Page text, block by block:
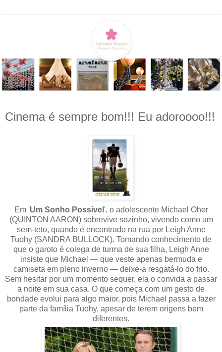
Cinema é sempre bom!!! Eu adoroooo!!!
Em 'Um Sonho Possível ', o adolescente Michael Oher
(QUINTON AARON) sobrevive sozinho, vivendo como um
sem-teto, quando é encontrado na rua por Leigh Anne
Tuohy (SANDRA BULLOCK). Tomando conhecimento de
que o garoto é colega de turma de sua filha, Leigh Anne
insiste que Michael — que veste apenas bermuda e
camiseta em pleno inverno — deixe-a resgatá-lo do frio.
Sem hesitar por um momento sequer, ela o convida a passar
a noite em sua casa. O que começa com um gesto de
bondade evolui para algo maior, pois Michael passa a fazer
parte da família Tuohy, apesar de terem origens bem
diferentes.